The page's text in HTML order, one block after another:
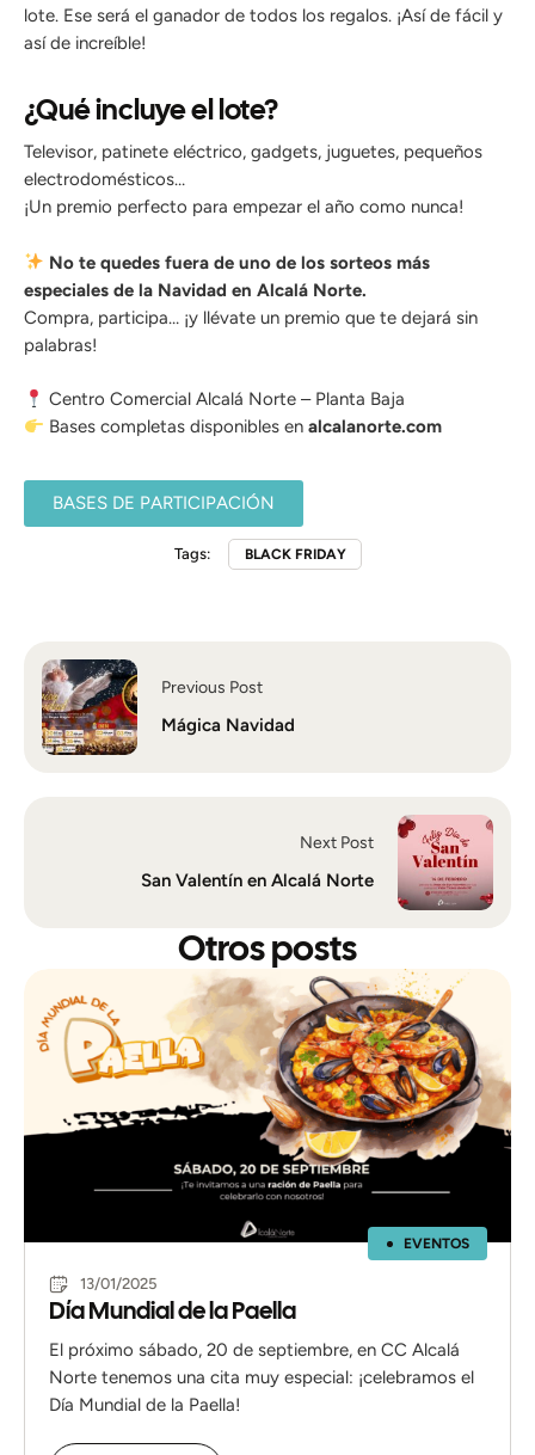
lote. Ese será el ganador de todos los regalos. ¡Así de fácil y
así de increíble!
¿Qué incluye el lote?
Televisor, patinete eléctrico, gadgets, juguetes, pequeños
electrodomésticos…
¡Un premio perfecto para empezar el año como nunca!
No te quedes fuera de uno de los sorteos más
especiales de la Navidad en Alcalá Norte.
Compra, participa… ¡y llévate un premio que te dejará sin
palabras!
Centro Comercial Alcalá Norte – Planta Baja
Bases completas disponibles enalcalanorte.com
BASES DE PARTICIPACIÓN
Tags: BLACK FRIDAY
Previous Post
Mágica Navidad
Next Post
San Valentín en Alcalá Norte
Otros posts
EVENTOS
13/01/2025
Día Mundial de la Paella
El próximo sábado, 20 de septiembre, en CC Alcalá
Norte tenemos una cita muy especial: ¡celebramos el
Día Mundial de la Paella!